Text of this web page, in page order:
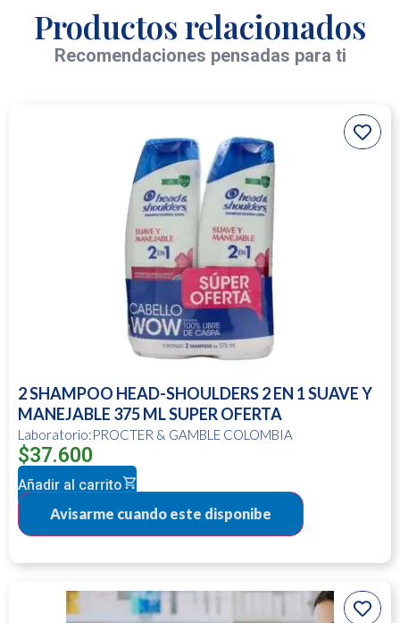
Productos relacionados
Recomendaciones pensadas para ti
2 SHAMPOO HEAD-SHOULDERS 2 EN 1 SUAVE Y
MANEJABLE 375 ML SUPER OFERTA
Laboratorio:PROCTER & GAMBLE COLOMBIA
$37.600
Añadir al carrito